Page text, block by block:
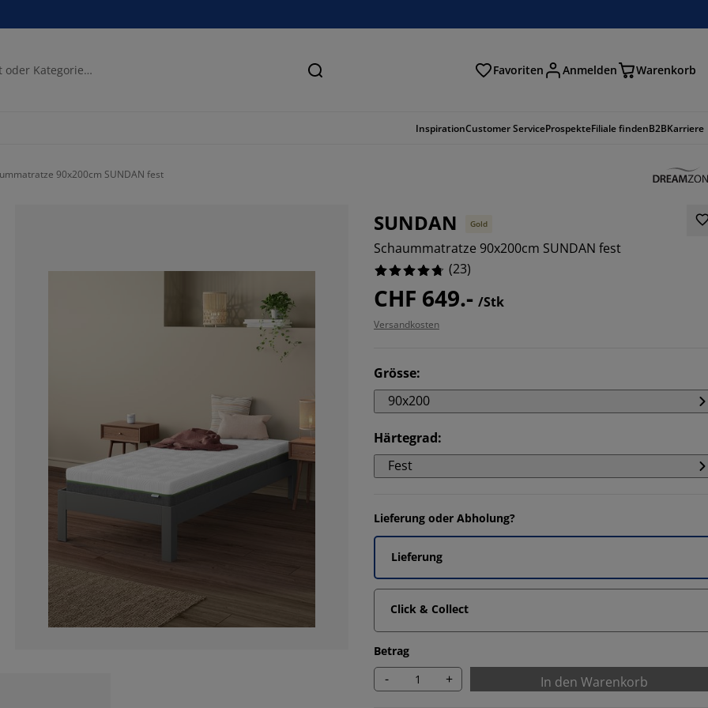
Suchen Favoriten Anmelden Warenkorb
InspirationCustomer ServiceProspekteFiliale findenB2BKarriere
90x200cm SUNDAN fest
SUNDAN Gold
Schaummatratze 90x200cm SUNDAN fest
(23)
CHF 649.- /Stk
Versandkosten
Grösse:
90x200
Härtegrad:
Fest
Lieferung oder Abholung?
Lieferung
Click & Collect
Betrag
- + In den Warenkorb
86.95652173913044%
8.695652173913043%
4.3478260869565215%